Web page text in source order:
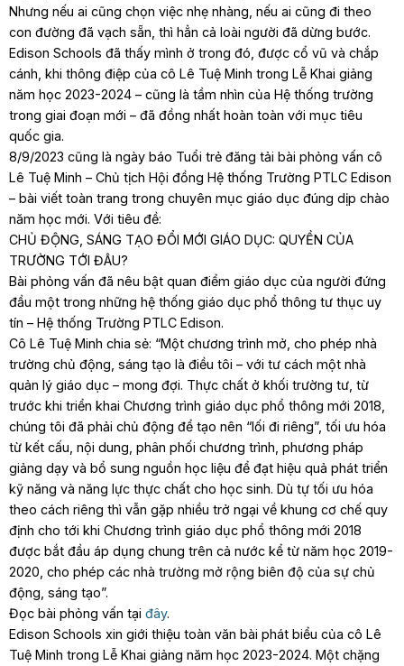
Nhưng nếu ai cũng chọn việc nhẹ nhàng, nếu ai cũng đi theo
con đường đã vạch sẵn, thì hẳn cả loài người đã dừng bước.
Edison Schools đã thấy mình ở trong đó, được cổ vũ và chắp
cánh, khi thông điệp của cô Lê Tuệ Minh trong Lễ Khai giảng
năm học 2023-2024 – cũng là tầm nhìn của Hệ thống trường
trong giai đoạn mới – đã đồng nhất hoàn toàn với mục tiêu
quốc gia.
8/9/2023 cũng là ngày báo Tuổi trẻ đăng tải bài phỏng vấn cô
Lê Tuệ Minh – Chủ tịch Hội đồng Hệ thống Trường PTLC Edison
– bài viết toàn trang trong chuyên mục giáo dục đúng dịp chào
năm học mới. Với tiêu đề:
CHỦ ĐỘNG, SÁNG TẠO ĐỔI MỚI GIÁO DỤC: QUYỀN CỦA
TRƯỜNG TỚI ĐÂU?
Bài phỏng vấn đã nêu bật quan điểm giáo dục của người đứng
đầu một trong những hệ thống giáo dục phổ thông tư thục uy
tín – Hệ thống Trường PTLC Edison.
Cô Lê Tuệ Minh chia sẻ: “Một chương trình mở, cho phép nhà
trường chủ động, sáng tạo là điều tôi – với tư cách một nhà
quản lý giáo dục – mong đợi. Thực chất ở khối trường tư, từ
trước khi triển khai Chương trình giáo dục phổ thông mới 2018,
chúng tôi đã phải chủ động để tạo nên “lối đi riêng”, tối ưu hóa
từ kết cấu, nội dung, phân phối chương trình, phương pháp
giảng dạy và bổ sung nguồn học liệu để đạt hiệu quả phát triển
kỹ năng và năng lực thực chất cho học sinh. Dù tự tối ưu hóa
theo cách riêng thì vẫn gặp nhiều trở ngại về khung cơ chế quy
định cho tới khi Chương trình giáo dục phổ thông mới 2018
được bắt đầu áp dụng chung trên cả nước kể từ năm học 2019-
2020, cho phép các nhà trường mở rộng biên độ của sự chủ
động, sáng tạo”.
Đọc bài phỏng vấn tại đây.
Edison Schools xin giới thiệu toàn văn bài phát biểu của cô Lê
Tuệ Minh trong Lễ Khai giảng năm học 2023-2024. Một chặng